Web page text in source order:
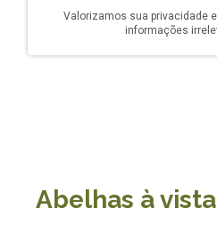
Abelhas à vista